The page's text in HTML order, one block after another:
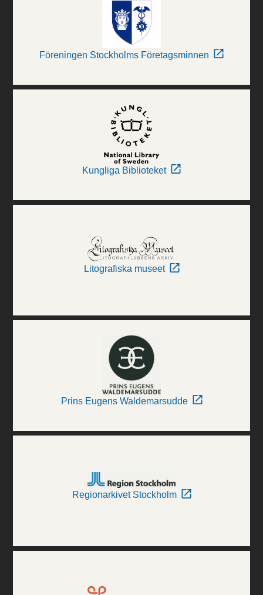
Föreningen Stockholms Företagsminnen
Kungliga Biblioteket
Litografiska museet
Prins Eugens Waldemarsudde
Regionarkivet Stockholm